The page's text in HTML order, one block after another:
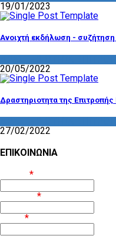
19/01/2023
Ανοιχτή εκδήλωση -
20/05/2022
Δραστηριοτητα της
27/02/2022
ΕΠΙΚΟΙΝΩΝΙΑ
*
*
*